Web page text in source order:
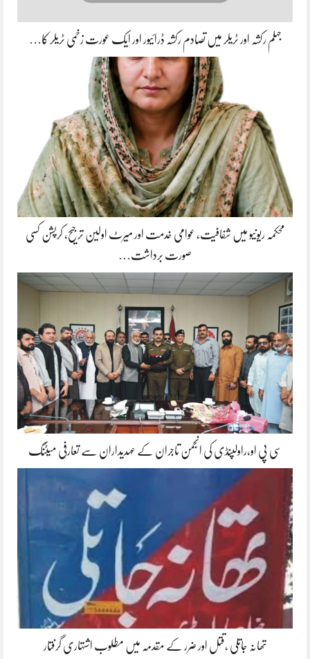
جہلم رکشہ اور ٹریلر میں تصادم رکشہ ڈرائیور اور ایک عورت زخمی ٹریلر کا…
محکمہ ریونیو میں شفافیت، عوامی خدمت اور میرٹ اولین ترجیح، کرپشن کسی
صورت برداشت…
سی پی او،راولپنڈی کی انجمن تاجران کے عہدیداران سے تعارفی میٹنگ
تھانہ جاتلی ،قتل اور ضرر کے مقدمہ میں مطلوب اشتہاری گرفتار